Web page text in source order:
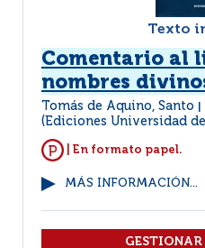
Texto
Comentario al
nombres
Tomás de Aquino, Santo
(Ediciones Universidad
| En formato papel.
MÁS INFORMACIÓN...